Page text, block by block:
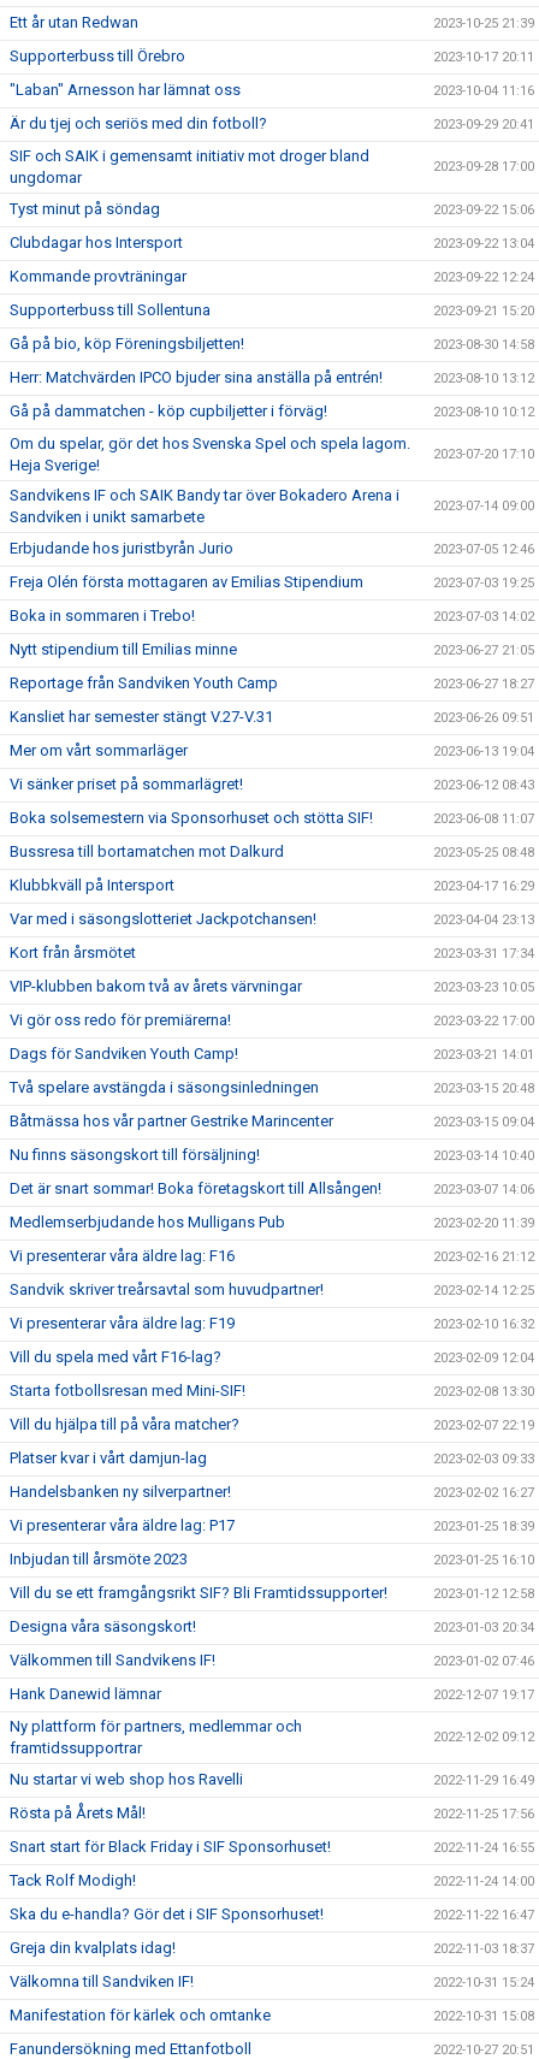
Ett år utan Redwan 2023-10-25 21:39
Supporterbuss till Örebro 2023-10-17 20:11
"Laban" Arnesson har lämnat oss 2023-10-04 11:16
Är du tjej och seriös med din fotboll? 2023-09-29 20:41
SIF och SAIK i gemensamt initiativ mot droger bland
ungdomar
2023-09-28 17:00
Tyst minut på söndag 2023-09-22 15:06
Clubdagar hos Intersport 2023-09-22 13:04
Kommande provträningar 2023-09-22 12:24
Supporterbuss till Sollentuna 2023-09-21 15:20
Gå på bio, köp Föreningsbiljetten! 2023-08-30 14:58
Herr: Matchvärden IPCO bjuder sina anställa på entrén! 2023-08-10 13:12
Gå på dammatchen - köp cupbiljetter i förväg! 2023-08-10 10:12
Om du spelar, gör det hos Svenska Spel och spela lagom.
Heja Sverige!
2023-07-20 17:10
Sandvikens IF och SAIK Bandy tar över Bokadero Arena i
Sandviken i unikt samarbete
2023-07-14 09:00
Erbjudande hos juristbyrån Jurio 2023-07-05 12:46
Freja Olén första mottagaren av Emilias Stipendium 2023-07-03 19:25
Boka in sommaren i Trebo! 2023-07-03 14:02
Nytt stipendium till Emilias minne 2023-06-27 21:05
Reportage från Sandviken Youth Camp 2023-06-27 18:27
Kansliet har semester stängt V.27-V.31 2023-06-26 09:51
Mer om vårt sommarläger 2023-06-13 19:04
Vi sänker priset på sommarlägret! 2023-06-12 08:43
Boka solsemestern via Sponsorhuset och stötta SIF! 2023-06-08 11:07
Bussresa till bortamatchen mot Dalkurd 2023-05-25 08:48
Klubbkväll på Intersport 2023-04-17 16:29
Var med i säsongslotteriet Jackpotchansen! 2023-04-04 23:13
Kort från årsmötet 2023-03-31 17:34
VIP-klubben bakom två av årets värvningar 2023-03-23 10:05
Vi gör oss redo för premiärerna! 2023-03-22 17:00
Dags för Sandviken Youth Camp! 2023-03-21 14:01
Två spelare avstängda i säsongsinledningen 2023-03-15 20:48
Båtmässa hos vår partner Gestrike Marincenter 2023-03-15 09:04
Nu finns säsongskort till försäljning! 2023-03-14 10:40
Det är snart sommar! Boka företagskort till Allsången! 2023-03-07 14:06
Medlemserbjudande hos Mulligans Pub 2023-02-20 11:39
Vi presenterar våra äldre lag: F16 2023-02-16 21:12
Sandvik skriver treårsavtal som huvudpartner! 2023-02-14 12:25
Vi presenterar våra äldre lag: F19 2023-02-10 16:32
Vill du spela med vårt F16-lag? 2023-02-09 12:04
Starta fotbollsresan med Mini-SIF! 2023-02-08 13:30
Vill du hjälpa till på våra matcher? 2023-02-07 22:19
Platser kvar i vårt damjun-lag 2023-02-03 09:33
Handelsbanken ny silverpartner! 2023-02-02 16:27
Vi presenterar våra äldre lag: P17 2023-01-25 18:39
Inbjudan till årsmöte 2023 2023-01-25 16:10
Vill du se ett framgångsrikt SIF? Bli Framtidssupporter! 2023-01-12 12:58
Designa våra säsongskort! 2023-01-03 20:34
Välkommen till Sandvikens IF! 2023-01-02 07:46
Hank Danewid lämnar 2022-12-07 19:17
Ny plattform för partners, medlemmar och
framtidssupportrar
2022-12-02 09:12
Nu startar vi web shop hos Ravelli 2022-11-29 16:49
Rösta på Årets Mål! 2022-11-25 17:56
Snart start för Black Friday i SIF Sponsorhuset! 2022-11-24 16:55
Tack Rolf Modigh! 2022-11-24 14:00
Ska du e-handla? Gör det i SIF Sponsorhuset! 2022-11-22 16:47
Greja din kvalplats idag! 2022-11-03 18:37
Välkomna till Sandviken IF! 2022-10-31 15:24
Manifestation för kärlek och omtanke 2022-10-31 15:08
Fanundersökning med Ettanfotboll 2022-10-27 20:51